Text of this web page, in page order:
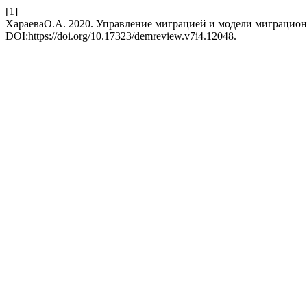
[1]
ХараеваО.А. 2020. Управление миграцией и модели
DOI:https://doi.org/10.17323/demreview.v7i4.12048.